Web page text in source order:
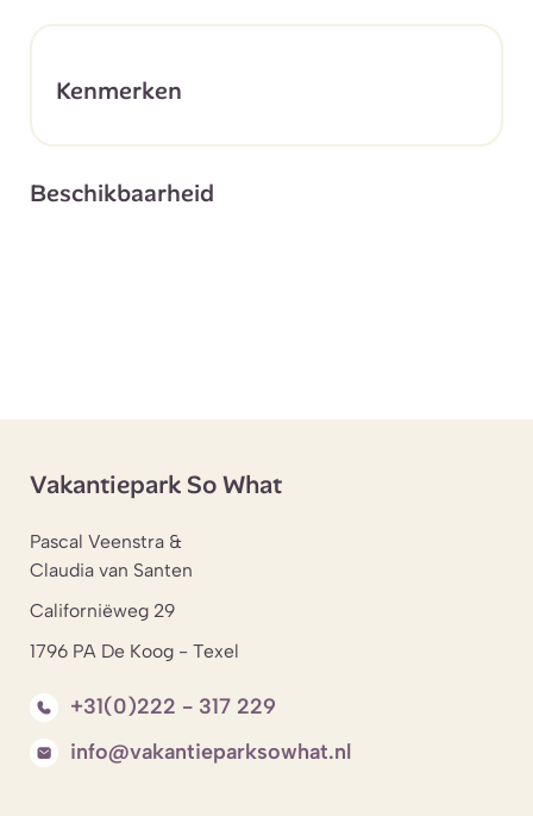
Kenmerken
Beschikbaarheid
Vakantiepark So What
Pascal Veenstra &
Claudia van Santen
Californiëweg 29
1796 PA De Koog - Texel
+31(0)222 - 317 229
info@vakantieparksowhat.nl